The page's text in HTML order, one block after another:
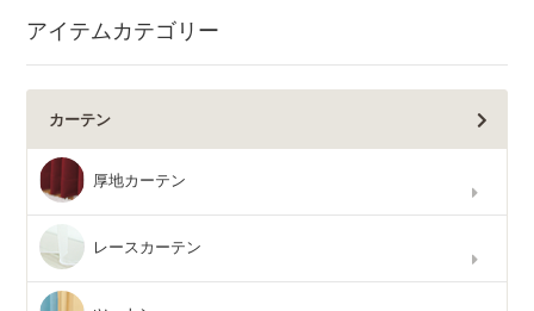
アイテムカテゴリー
カーテン
厚地カーテン
レースカーテン